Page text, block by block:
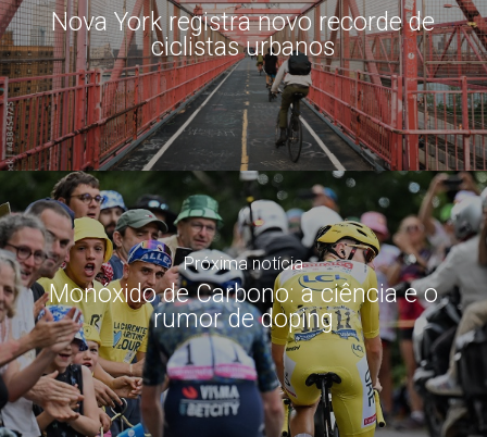
Nova York registra novo recorde de
ciclistas urbanos
Próxima notícia
Monóxido de Carbono: a ciência e o
rumor de doping